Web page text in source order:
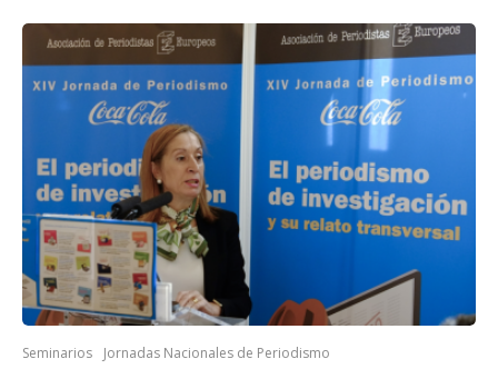
Seminarios Jornadas Nacionales de Periodismo